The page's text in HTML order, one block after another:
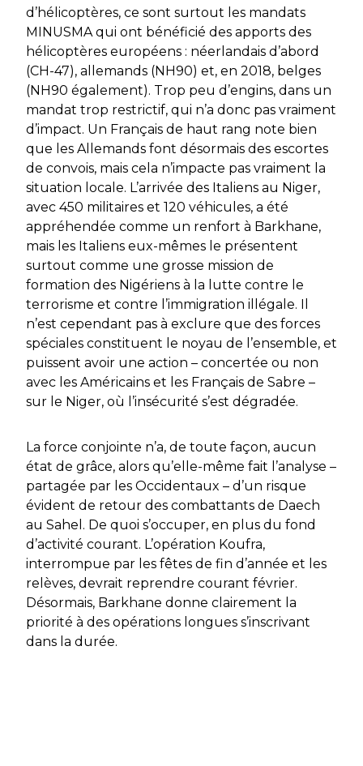
d’hélicoptères, ce sont surtout les mandats
MINUSMA qui ont bénéficié des apports des
hélicoptères européens : néerlandais d’abord
(CH-47), allemands (NH90) et, en 2018, belges
(NH90 également). Trop peu d’engins, dans un
mandat trop restrictif, qui n’a donc pas vraiment
d’impact. Un Français de haut rang note bien
que les Allemands font désormais des escortes
de convois, mais cela n’impacte pas vraiment la
situation locale. L’arrivée des Italiens au Niger,
avec 450 militaires et 120 véhicules, a été
appréhendée comme un renfort à Barkhane,
mais les Italiens eux-mêmes le présentent
surtout comme une grosse mission de
formation des Nigériens à la lutte contre le
terrorisme et contre l’immigration illégale. Il
n’est cependant pas à exclure que des forces
spéciales constituent le noyau de l’ensemble, et
puissent avoir une action – concertée ou non
avec les Américains et les Français de Sabre –
sur le Niger, où l’insécurité s’est dégradée.
La force conjointe n’a, de toute façon, aucun
état de grâce, alors qu’elle-même fait l’analyse –
partagée par les Occidentaux – d’un risque
évident de retour des combattants de Daech
au Sahel. De quoi s’occuper, en plus du fond
d’activité courant. L’opération Koufra,
interrompue par les fêtes de fin d’année et les
relèves, devrait reprendre courant février.
Désormais, Barkhane donne clairement la
priorité à des opérations longues s’inscrivant
dans la durée.